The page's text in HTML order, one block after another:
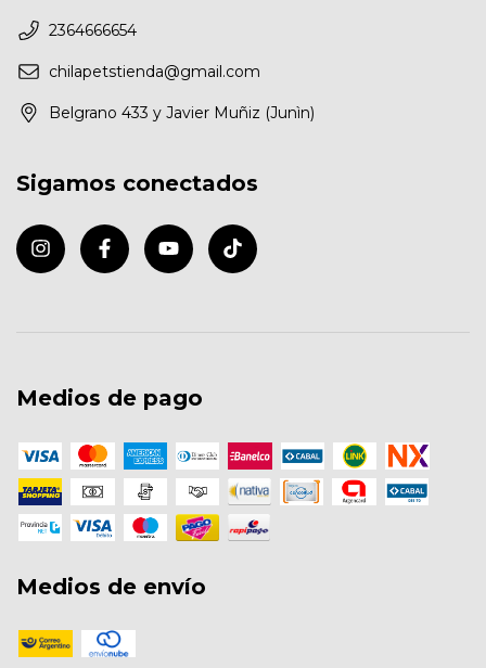
2364666654
chilapetstienda@gmail.com
Belgrano 433 y Javier Muñiz (Junìn)
Sigamos conectados
Medios de pago
Medios de envío